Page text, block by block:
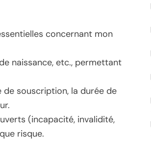
concernant mon
naissance, etc., permettant
souscription, la durée de
(incapacité, invalidité,
risque.